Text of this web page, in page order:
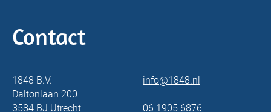
Contact
1848 B.V.
Daltonlaan 200
3584 BJ Utrecht
info@1848.nl
06 1905 6876